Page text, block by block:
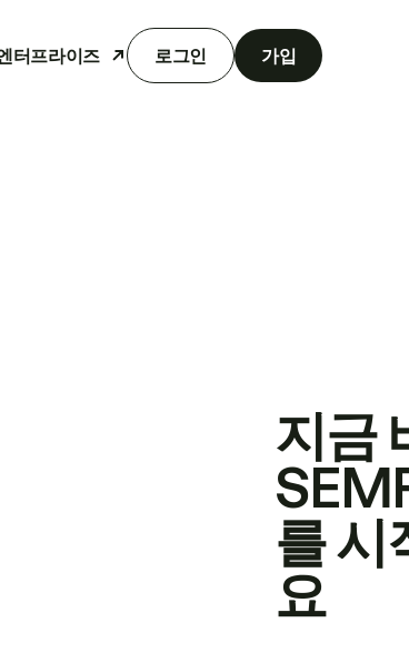
터프라이즈 로그인 가입
지금
를 시
요